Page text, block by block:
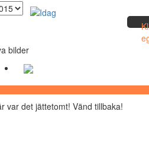
bilder
var det jättetomt! Vänd tillbaka!